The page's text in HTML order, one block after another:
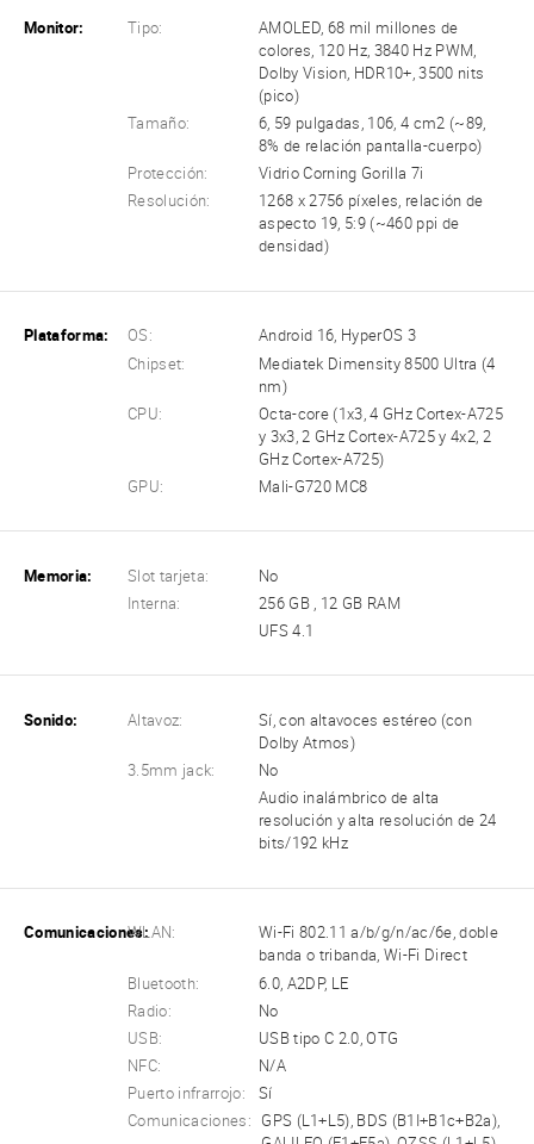
Monitor: Tipo:
AMOLED, 68 mil millones de
colores, 120 Hz, 3840 Hz PWM,
Dolby Vision, HDR10+, 3500 nits
(pico)
Tamaño:
6, 59 pulgadas, 106, 4 cm2 (~89,
8% de relación pantalla-cuerpo)
Protección:
Vidrio Corning Gorilla 7i
Resolución:
1268 x 2756 píxeles, relación de
aspecto 19, 5:9 (~460 ppi de
densidad)
Plataforma: OS:
Android 16, HyperOS 3
Chipset:
Mediatek Dimensity 8500 Ultra (4
nm)
CPU:
Octa-core (1x3, 4 GHz Cortex-A725
y 3x3, 2 GHz Cortex-A725 y 4x2, 2
GHz Cortex-A725)
GPU:
Mali-G720 MC8
Memoria: Slot tarjeta:
No
Interna:
256 GB , 12 GB RAM
UFS 4.1
Sonido: Altavoz:
Sí, con altavoces estéreo (con
Dolby Atmos)
3.5mm jack:
No
Audio inalámbrico de alta
resolución y alta resolución de 24
bits/192 kHz
Comunicaciones:WLAN:
Wi-Fi 802.11 a/b/g/n/ac/6e, doble
banda o tribanda, Wi-Fi Direct
Bluetooth:
6.0, A2DP, LE
Radio:
No
USB:
USB tipo C 2.0, OTG
NFC:
N/A
Puerto infrarrojo:
Sí
Comunicaciones:
GPS (L1+L5), BDS (B1I+B1c+B2a),